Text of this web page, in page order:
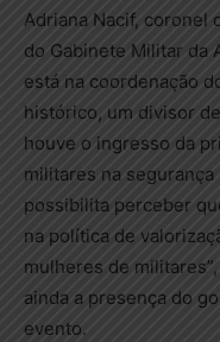
Adriana Nacif, coronel
do Gabinete Militar da
está na coordenação
histórico, um divisor
houve o ingresso da
militares na
possibilita perceber
na política de
mulheres de
ainda a presença do
evento.